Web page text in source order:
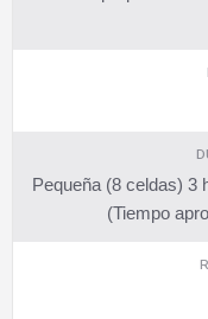
Pequeña (8 celdas) 3
(Tiempo